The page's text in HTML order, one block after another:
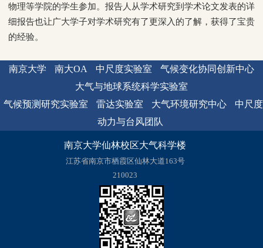
物理等学院的学生参加。报告人从学术研究到学术论文发表的详
细报告也让广大学子对学术研究有了更深入的了解，获得了宝贵
的经验。
南京大学 南大OA 中尺度实验室
气候变化协同创新中心
大气与地球系统科学实验室
气候预测研究实验室
雷达实验室 大气环境研究中心
中尺度
动力与台风团队
南京大学仙林校区大气科学楼
江苏省南京市栖霞区仙林大道163号
210023